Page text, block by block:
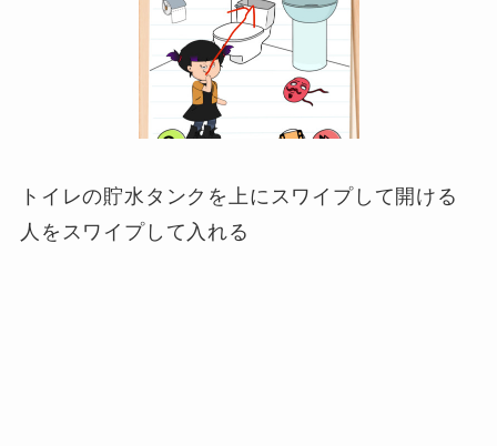
トイレの貯水タンクを上にスワイプして開ける
人をスワイプして入れる